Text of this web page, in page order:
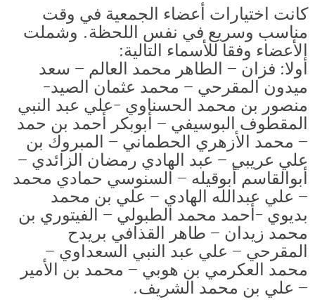
كانت اختيارات أعضاء الجمعية في وقت
مناسب وسريع في نفس اللحظة. وشملت
الأعضاء وفقا للأسماء التالية:
أولا: فزان – الطاهر محمد العالم – سعد
ميدون المقرحي – محمد عثمان الصيد-
منصور بن محمد الحسناوي -علي عبد النبي
المقطوف البوسيفي – أبوبكر أحمد بن حمد
– محمد الأزهري الحطماني – المبروك بن
علي عريبي – عبد الهادي رمضان الزائدي –
أبوالقاسم أبوقيله – السنوسي حمادي محمد
– علي عبدالله الهادي – علي بن محمد
بديوي -أحمد محمد الطبولي – الفيتوري بن
محمد زيدان – طاهر القذافي بريدح
المقرحي – علي عبد النبي السعداوي –
محمد العكرمي بن هوبي – محمد بن الأمير
– علي بن محمد الشريف.